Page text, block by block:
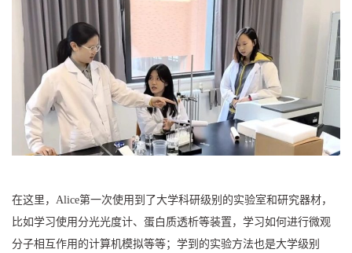
在这里，Alice第一次使用到了大学科研级别的实验室和研究器材，
比如学习使用分光光度计、蛋白质透析等装置，学习如何进行微观
分子相互作用的计算机模拟等等；学到的实验方法也是大学级别